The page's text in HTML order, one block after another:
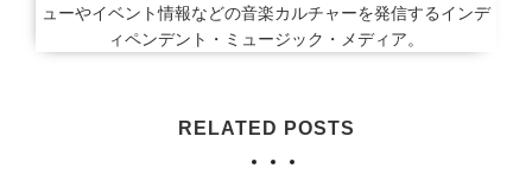
ューやイベント情報などの音楽カルチャーを発信するインデ
ィペンデント・ミュージック・メディア。
RELATED POSTS